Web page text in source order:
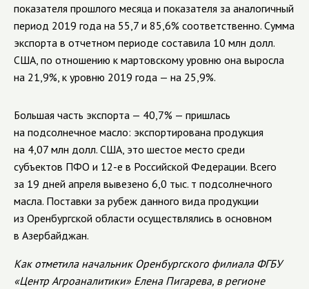
показателя прошлого месяца и показателя за аналогичный
период 2019 года на 55,7 и 85,6% соответственно. Сумма
экспорта в отчетном периоде составила 10 млн долл.
США, по отношению к мартовскому уровню она выросла
на 21,9%, к уровню 2019 года — на 25,9%.
Большая часть экспорта — 40,7% — пришлась
на подсолнечное масло: экспортирована продукция
на 4,07 млн долл. США, это шестое место среди
субъектов ПФО и 12-е в Российской Федерации. Всего
за 19 дней апреля вывезено 6,0 тыс. т подсолнечного
масла. Поставки за рубеж данного вида продукции
из Оренбургской области осуществлялись в основном
в Азербайджан.
Как отметила начальник Оренбургского филиала ФГБУ
«Центр Агроаналитики» Елена Пигарева, в регионе